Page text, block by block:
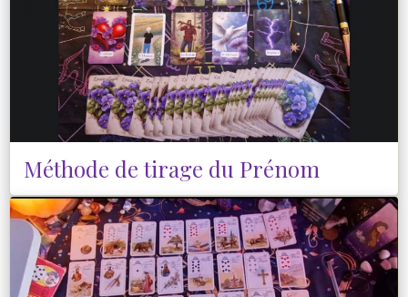
Méthode de tirage du Prénom